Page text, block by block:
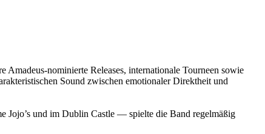
Amadeus-nominierte Releases, internationale Tourneen sowie
Sound zwischen emotionaler Direktheit und
Jojo’s und im Dublin Castle — spielte die Band regelmäßig